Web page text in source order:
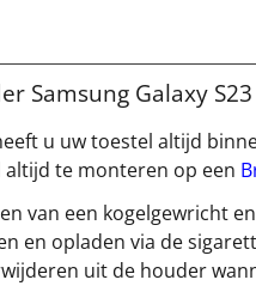
Samsung Galaxy
u uw toestel altijd
te monteren op een
van een kogelgewricht
en opladen via de
uit de houder